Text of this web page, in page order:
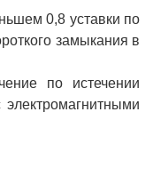
0,8 уставки по
замыкания в
по истечении